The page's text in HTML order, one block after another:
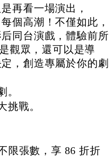
再看一場演出，
個高潮！不僅如此，
同台演戲，體驗前所
觀眾，還可以是導
，創造專屬於你的劇
。
挑戰。
限張數，享 86 折折